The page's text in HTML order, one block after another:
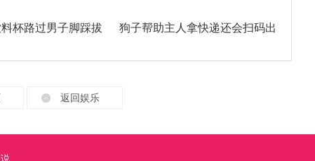
杯路过男子脚踩拔 狗子帮助主人拿快递还会扫码出
返回娱乐